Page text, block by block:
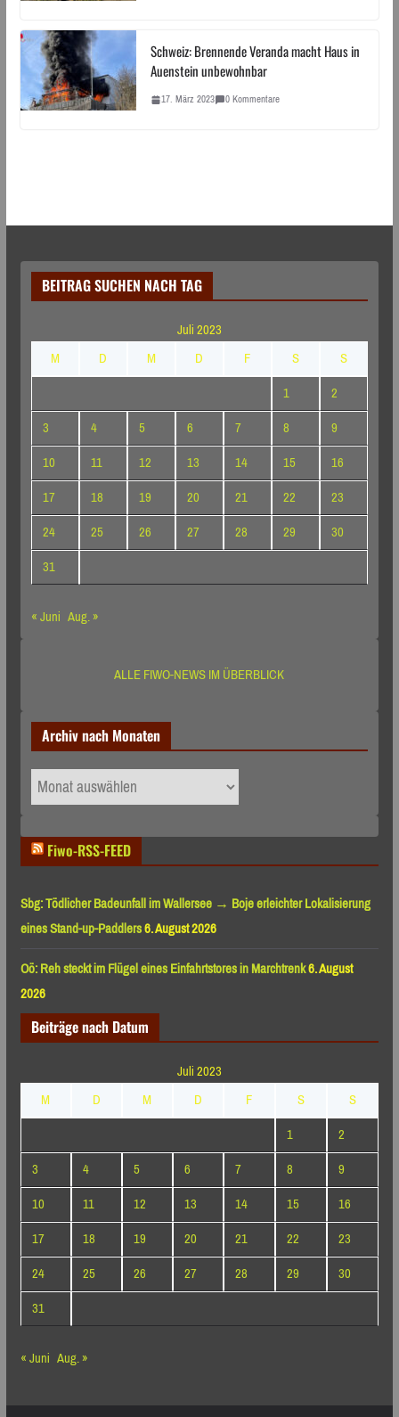
Schweiz: Brennende Veranda macht Haus in
Auenstein unbewohnbar
17. März 2023 0 Kommentare
BEITRAG SUCHEN NACH TAG
Juli 2023
M
D M D F S
S
1
2
3
4 5 6 7 8
9
10
11 12 13 14 15
16
17
18 19 20 21 22
23
24
25 26 27 28 29
30
31
« Juni Aug. »
ALLE FIWO-NEWS IM ÜBERBLICK
Archiv nach Monaten
Archiv
nach
Fiwo-RSS-FEED
Sbg: Tödlicher Badeunfall im Wallersee → Boje erleichter Lokalisierung
eines Stand-up-Paddlers6. August 2026
Oö: Reh steckt im Flügel eines Einfahrtstores in Marchtrenk6. August
2026
Beiträge nach Datum
Juli 2023
M
D M D F S
S
1
2
3
4 5 6 7 8
9
10
11 12 13 14 15
16
17
18 19 20 21 22
23
24
25 26 27 28 29
30
31
« Juni Aug. »